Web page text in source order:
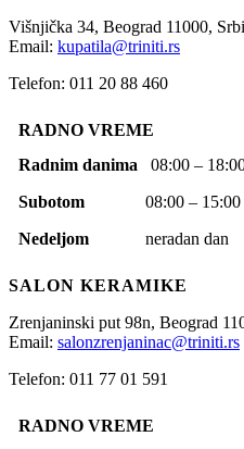
Višnjička 34, Beograd 11000,
Email: kupatila@triniti.rs
Telefon: 011 20 88 460
RADNO VREME
Radnim danima 08:00 –
Subotom 08:00 – 15:00
Nedeljom neradan dan
SALON KERAMIKE
Zrenjaninski put 98n, Beograd
Email: salonzrenjaninac@triniti.rs
Telefon: 011 77 01 591
RADNO VREME